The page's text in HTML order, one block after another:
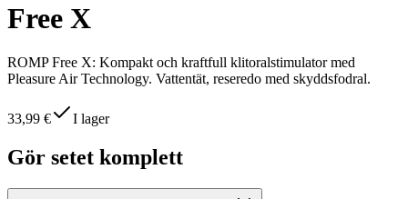
Free X
ROMP Free X: Kompakt och kraftfull klitoralstimulator med
Pleasure Air Technology. Vattentät, reseredo med skyddsfodral.
33,99 € I lager
Gör setet komplett